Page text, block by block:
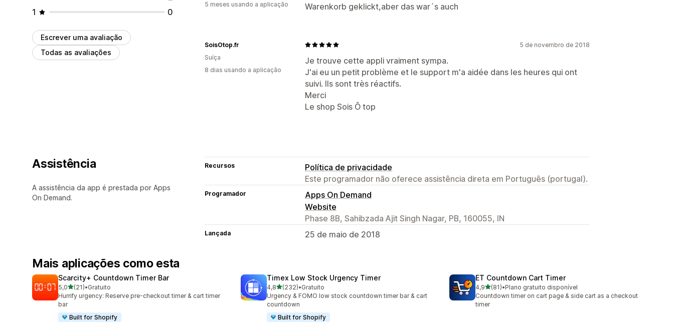
1
0
Escrever uma avaliação
Todas as avaliações
Warenkorb geklickt,aber das war´s auch
5 meses usando a aplicação
5 de novembro de 2018
Je trouve cette appli vraiment sympa.
J'ai eu un petit problème et le support m'a aidée dans les heures qui ont
suivi. Ils sont très réactifs.
Merci
Le shop Sois Ô top
SoisOtop.fr
Suíça
8 dias usando a aplicação
Assistência
A assistência da app é prestada por Apps
On Demand.
Recursos
Política de privacidade
Este programador não oferece assistência direta em Português (portugal).
Programador
Apps On Demand
Website
Phase 8B, Sahibzada Ajit Singh Nagar, PB, 160055, IN
Lançada 25 de maio de 2018
Mais aplicações como esta
Scarcity+ Countdown Timer Bar
5,0de 5 estrelas
(21)
21 total de avaliações
•Gratuito
Hurrify urgency: Reserve pre-checkout timer & cart timer
bar
Built for Shopify
Timex Low Stock Urgency Timer
4,8de 5 estrelas
(232)
232 total de avaliações
•Gratuito
Urgency & FOMO low stock countdown timer bar & cart
countdown
Built for Shopify
ET Countdown Cart Timer
4,9de 5 estrelas
(81)
81 total de avaliações
•Plano gratuito disponível
Countdown timer on cart page & side cart as a checkout
timer